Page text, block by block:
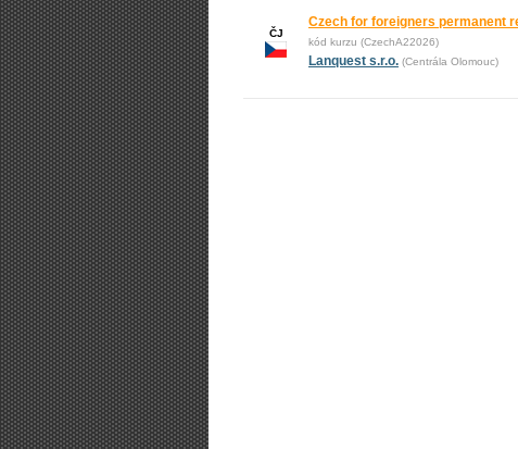
ČJ
Czech for foreigners permanent
kód kurzu (CzechA22026)
Lanquest s.r.o. (Centrála Olomouc)